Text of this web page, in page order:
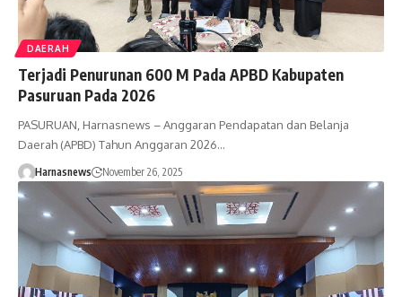
DAERAH
Terjadi Penurunan 600 M Pada APBD Kabupaten
Pasuruan Pada 2026
PASURUAN, Harnasnews – Anggaran Pendapatan dan Belanja
Daerah (APBD) Tahun Anggaran 2026…
Harnasnews November 26, 2025